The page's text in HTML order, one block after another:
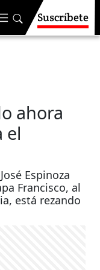
Suscríbete
ahora
el
Espinoza
Francisco, al
está rezando